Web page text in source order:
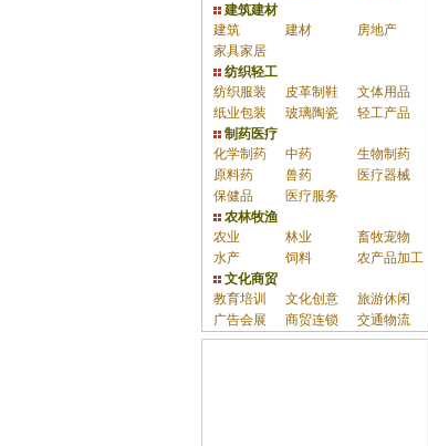
建筑建材
建筑
建材
房地产
家具家居
纺织轻工
纺织服装
皮革制鞋
文体用品
纸业包装
玻璃陶瓷
轻工产品
制药医疗
化学制药
中药
生物制药
原料药
兽药
医疗器械
保健品
医疗服务
农林牧渔
农业
林业
畜牧宠物
水产
饲料
农产品加工
文化商贸
教育培训
文化创意
旅游休闲
广告会展
商贸连锁 交通物流